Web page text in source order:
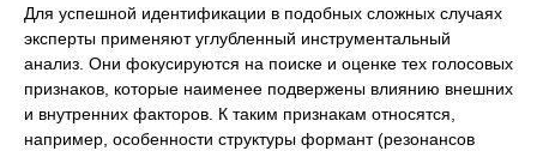
Для успешной идентификации в подобных сложных случаях
эксперты применяют углубленный инструментальный
анализ. Они фокусируются на поиске и оценке тех голосовых
признаков, которые наименее подвержены влиянию внешних
и внутренних факторов. К таким признакам относятся,
например, особенности структуры формант (резонансов